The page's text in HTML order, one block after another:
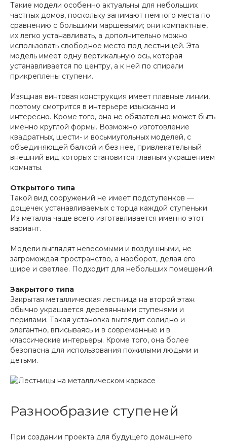
Такие модели особенно актуальны для небольших
частных домов, поскольку занимают немного места по
сравнению с большими маршевыми; они компактные,
их легко устанавливать, а дополнительно можно
использовать свободное место под лестницей. Эта
модель имеет одну вертикальную ось, которая
устанавливается по центру, а к ней по спирали
прикреплены ступени.
Изящная винтовая конструкция имеет плавные линии,
поэтому смотрится в интерьере изысканно и
интересно. Кроме того, она не обязательно может быть
именно круглой формы. Возможно изготовление
квадратных, шести- и восьмиугольных моделей, с
объединяющей балкой и без нее, привлекательный
внешний вид которых становится главным украшением
комнаты.
Открытого типа
Такой вид сооружений не имеет подступенков —
дощечек устанавливаемых с торца каждой ступеньки.
Из металла чаще всего изготавливается именно этот
вариант.
Модели выглядят невесомыми и воздушными, не
загромождая пространство, а наоборот, делая его
шире и светлее. Подходит для небольших помещений.
Закрытого типа
Закрытая металлическая лестница на второй этаж
обычно украшается деревянными ступенями и
перилами. Такая установка выглядит солидно и
элегантно, вписываясь и в современные и в
классические интерьеры. Кроме того, она более
безопасна для использования пожилыми людьми и
детьми.
Разнообразие ступеней
При создании проекта для будущего домашнего